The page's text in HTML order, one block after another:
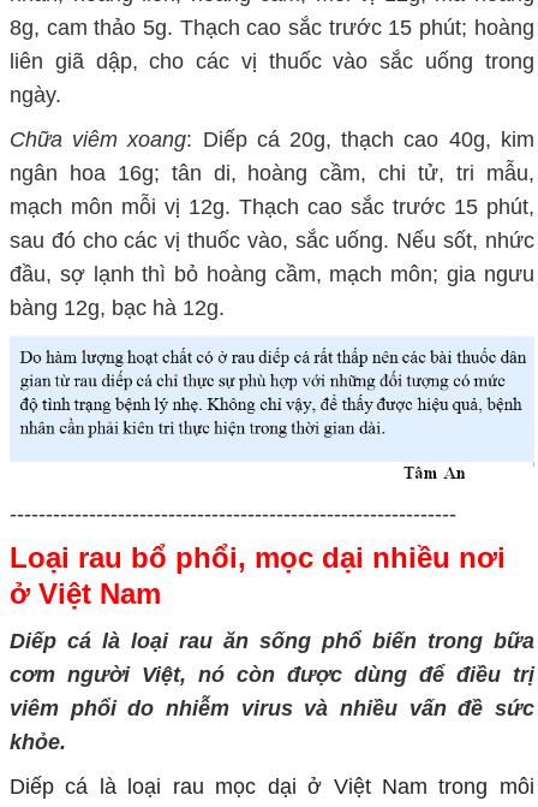
8g, cam thảo 5g. Thạch cao sắc trước 15 phút; hoàng
liên giã dập, cho các vị thuốc vào sắc uống trong
ngày.
Chữa viêm xoang: Diếp cá 20g, thạch cao 40g, kim
ngân hoa 16g; tân di, hoàng cầm, chi tử, tri mẫu,
mạch môn mỗi vị 12g. Thạch cao sắc trước 15 phút,
sau đó cho các vị thuốc vào, sắc uống. Nếu sốt, nhức
đầu, sợ lạnh thì bỏ hoàng cầm, mạch môn; gia ngưu
bàng 12g, bạc hà 12g.
--------------------------------------------------------------
Loại rau bổ phổi, mọc dại nhiều nơi
ở Việt Nam
Diếp cá là loại rau ăn sống phổ biến trong bữa
cơm người Việt, nó còn được dùng để điều trị
viêm phổi do nhiễm virus và nhiều vấn đề sức
khỏe.
Diếp cá là loại rau mọc dại ở Việt Nam trong môi